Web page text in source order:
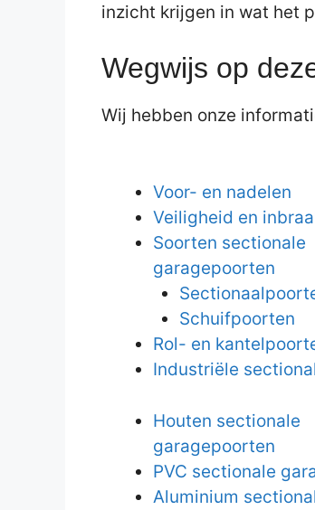
inzicht krijgen in wat het
Wegwijs op
Wij hebben onze
Voor- en nadelen
Veiligheid en
Soorten sectionale
garagepoorten
Schuifpoorten
Rol- en
Industriële
Houten sectionale
garagepoorten
PVC sectionale
Aluminium